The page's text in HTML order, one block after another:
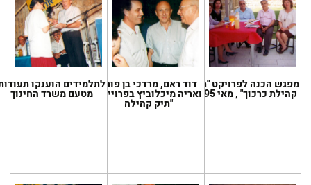
מפגש הכנה לפרויקט "תיק
קהילת כרכוך" , מאי 1995
דוד ראם, מרדכי בן פורת
ואריה מיכלוביץ בפרוייקט
"תיק קהילה
לתלמידים הוענקו
מטעם משרד החינוך